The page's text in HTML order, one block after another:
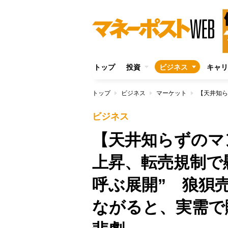
トップ 投資 ビジネス キャ
トップ ビジネス マーケット
ビジネス
【天井知らずの
上昇、転売規制
呼ぶ展開” 狼狽
ながると、実需